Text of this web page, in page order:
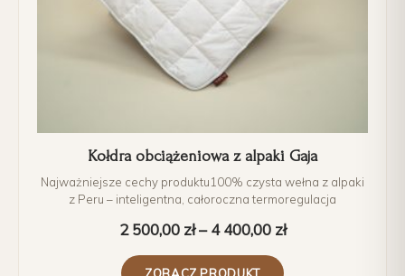
Kołdra obciążeniowa z alpaki Gaja
Najważniejsze cechy produktu100% czysta wełna z alpaki
z Peru – inteligentna, całoroczna termoregulacja
2 500,00 zł – 4 400,00 zł